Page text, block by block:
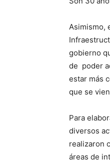
Asimismo,
gobierno
de poder
estar más
que se
Para
diversos
realizaron
áreas de